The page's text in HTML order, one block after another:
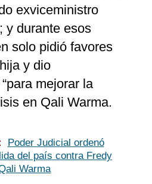
exviceministro
y durante esos
solo pidió favores
y dio
mejorar la
en Qali Warma.
Poder Judicial ordenó
del país contra Fredy
Warma